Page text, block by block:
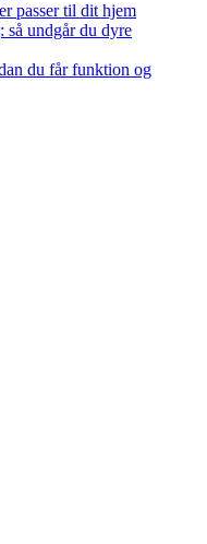
passer til dit hjem
så undgår du dyre
du får funktion og